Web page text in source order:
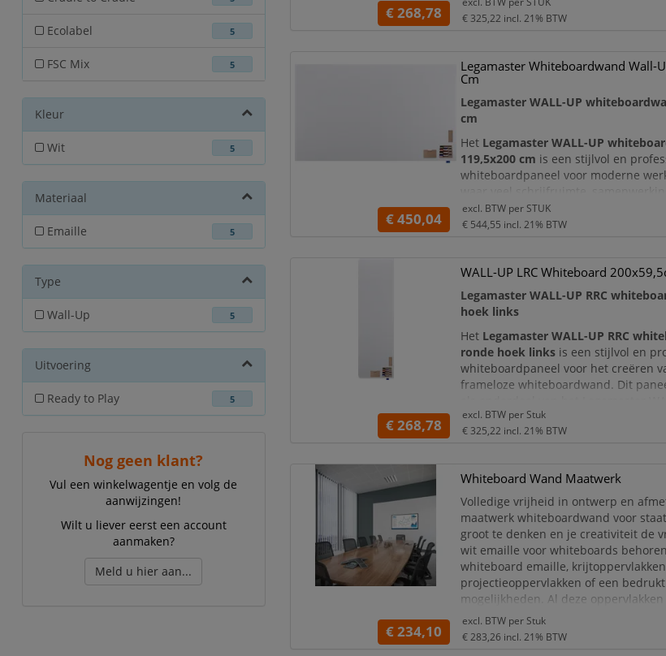
Ecolabel 5
FSC Mix 5
Kleur
Wit 5
Materiaal
Emaille 5
Type
Wall-Up 5
Uitvoering
Ready to Play 5
Nog geen klant?
Vul een winkelwagentje en volg de
aanwijzingen!
Wilt u liever eerst een account
aanmaken?
Meld u hier aan...
whiteboardwand creëren. Dit maakt
€ 268,78
€ 325,22 incl. 21% BTW
Legamaster Whiteboardwand Wall-
Cm
Legamaster WALL-UP
cm
Het Legamaster WALL-UP
119,5x200 cm is een stijlvol en
whiteboardpaneel voor moderne
waar veel schrijfruimte,
uitstraling gewenst zijn. Dankzij het
verschillende WALL-UP borden
€ 450,04
excl. BTW per STUK
€ 544,55 incl. 21% BTW
WALL-UP LRC Whiteboard
Legamaster WALL-UP RRC
hoek links
Het Legamaster WALL-UP RRC
ronde hoek links is een stijlvol en
whiteboardpaneel voor het creëren
frameloze whiteboardwand. Dit
aan de linkerzijde een afgeronde
als fraai afgewerkt eindpaneel aan de
€ 268,78
excl. BTW per Stuk
€ 325,22 incl. 21% BTW
Whiteboard Wand Maatwerk
Volledige vrijheid in ontwerp en
maatwerk whiteboardwand voor
groot te denken en je creativiteit de
wit emaille voor whiteboards
whiteboard emaille,
projectieoppervlakken of een
mogelijkheden. Al deze
Deze whiteboardwand is FSC®
€ 234,10
excl. BTW per Stuk
€ 283,26 incl. 21% BTW